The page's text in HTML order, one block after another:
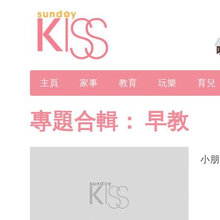
主頁 家事 教育 玩樂 育兒
專題合輯： 早教
小